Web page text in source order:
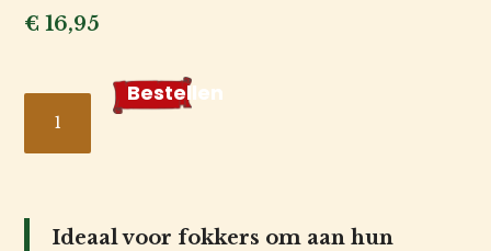
Account
€ 16,95
Carnis
puppypakket
aantal
Bestellen
Ideaal voor fokkers om aan hun